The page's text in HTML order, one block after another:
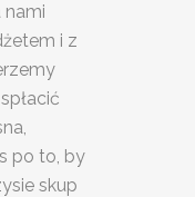
nami
i z
po to, by
skup